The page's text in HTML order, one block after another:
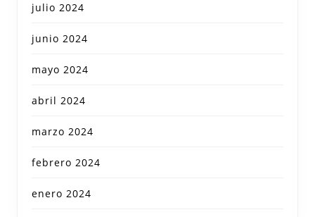
julio 2024
junio 2024
mayo 2024
abril 2024
marzo 2024
febrero 2024
enero 2024